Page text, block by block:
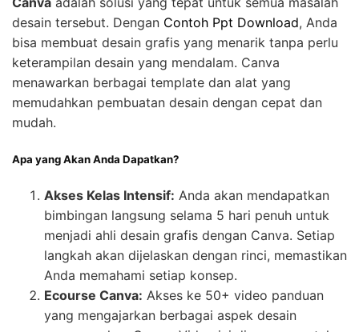
desain tersebut. Dengan Contoh Ppt Download, Anda
bisa membuat desain grafis yang menarik tanpa perlu
keterampilan desain yang mendalam. Canva
menawarkan berbagai template dan alat yang
memudahkan pembuatan desain dengan cepat dan
mudah.
Apa yang Akan Anda Dapatkan?
Akses Kelas Intensif: Anda akan mendapatkan
bimbingan langsung selama 5 hari penuh untuk
menjadi ahli desain grafis dengan Canva. Setiap
langkah akan dijelaskan dengan rinci, memastikan
Anda memahami setiap konsep.
Ecourse Canva: Akses ke 50+ video panduan
yang mengajarkan berbagai aspek desain